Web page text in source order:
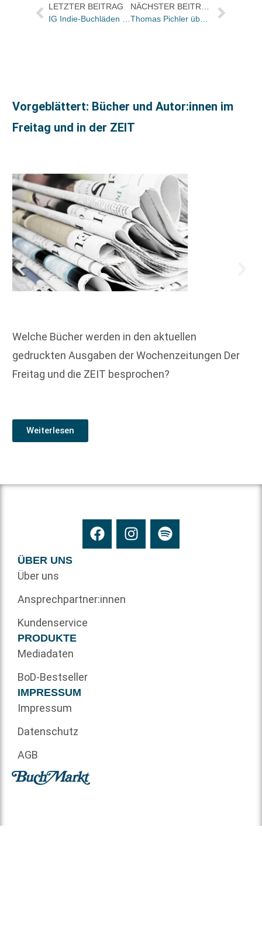
LETZTER BEITRAG
IG Indie-Buchläden in Berlin gegründet
NÄCHSTER BEITRAG
Thomas Pichler übernimmt Vorsitz der Geschäftsführung bei Lila Logistik
Vorgeblättert: Bücher und Autor:innen im
Freitag und in der ZEIT
Welche Bücher werden in den aktuellen
gedruckten Ausgaben der Wochenzeitungen Der
Freitag und die ZEIT besprochen?
Weiterlesen
ÜBER UNS
Über uns
Ansprechpartner:innen
Kundenservice
PRODUKTE
Mediadaten
BoD-Bestseller
IMPRESSUM
Impressum
Datenschutz
AGB